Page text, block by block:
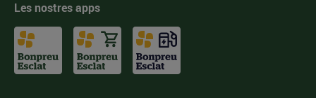
Les nostres apps